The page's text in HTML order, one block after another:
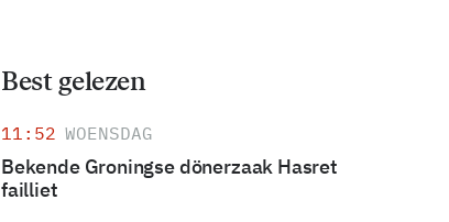
Best gelezen
11:52 WOENSDAG
Bekende Groningse dönerzaak Hasret
failliet